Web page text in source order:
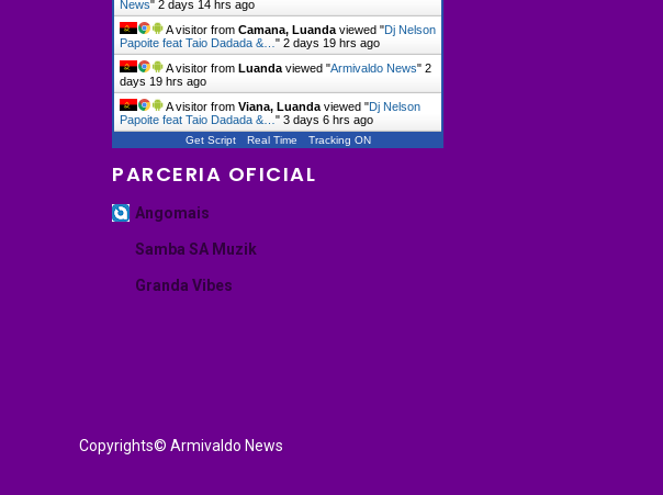
News" 2 days 14 hrs ago
A visitor from Camana, Luanda viewed "Dj Nelson
Papoite feat Taio Dadada &… " 2 days 19 hrs ago
A visitor from Luanda viewed "Armivaldo News" 2
days 19 hrs ago
A visitor from Viana, Luanda viewed "Dj Nelson
Papoite feat Taio Dadada &… " 3 days 6 hrs ago
Get Script Real Time Tracking ON
PARCERIA OFICIAL
Angomais
Samba SA Muzik
Granda Vibes
Copyrights© Armivaldo News